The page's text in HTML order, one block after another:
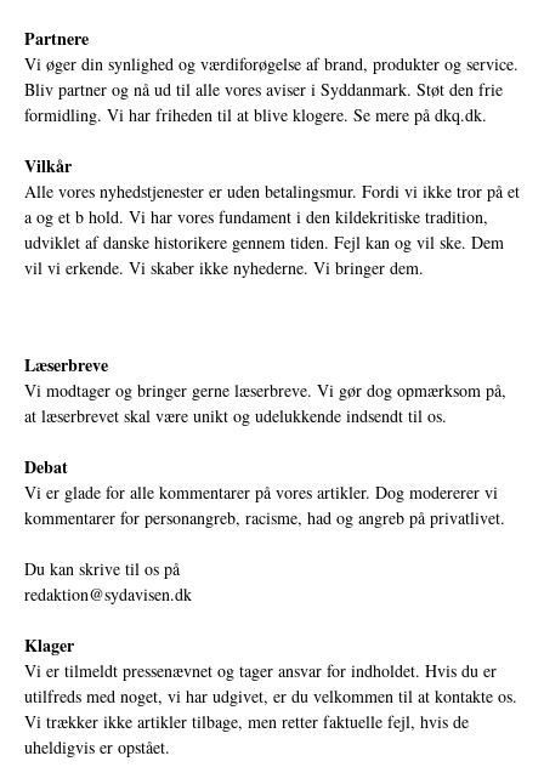
Partnere
Vi øger din synlighed og værdiforøgelse af brand, produkter og service.
Bliv partner og nå ud til alle vores aviser i Syddanmark. Støt den frie
formidling. Vi har friheden til at blive klogere. Se mere på dkq.dk.
Vilkår
Alle vores nyhedstjenester er uden betalingsmur. Fordi vi ikke tror på et
a og et b hold. Vi har vores fundament i den kildekritiske tradition,
udviklet af danske historikere gennem tiden. Fejl kan og vil ske. Dem
vil vi erkende. Vi skaber ikke nyhederne. Vi bringer dem.
Læserbreve
Vi modtager og bringer gerne læserbreve. Vi gør dog opmærksom på,
at læserbrevet skal være unikt og udelukkende indsendt til os.
Debat
Vi er glade for alle kommentarer på vores artikler. Dog modererer vi
kommentarer for personangreb, racisme, had og angreb på privatlivet.
Du kan skrive til os på
redaktion@sydavisen.dk
Klager
Vi er tilmeldt pressenævnet og tager ansvar for indholdet. Hvis du er
utilfreds med noget, vi har udgivet, er du velkommen til at kontakte os.
Vi trækker ikke artikler tilbage, men retter faktuelle fejl, hvis de
uheldigvis er opstået.